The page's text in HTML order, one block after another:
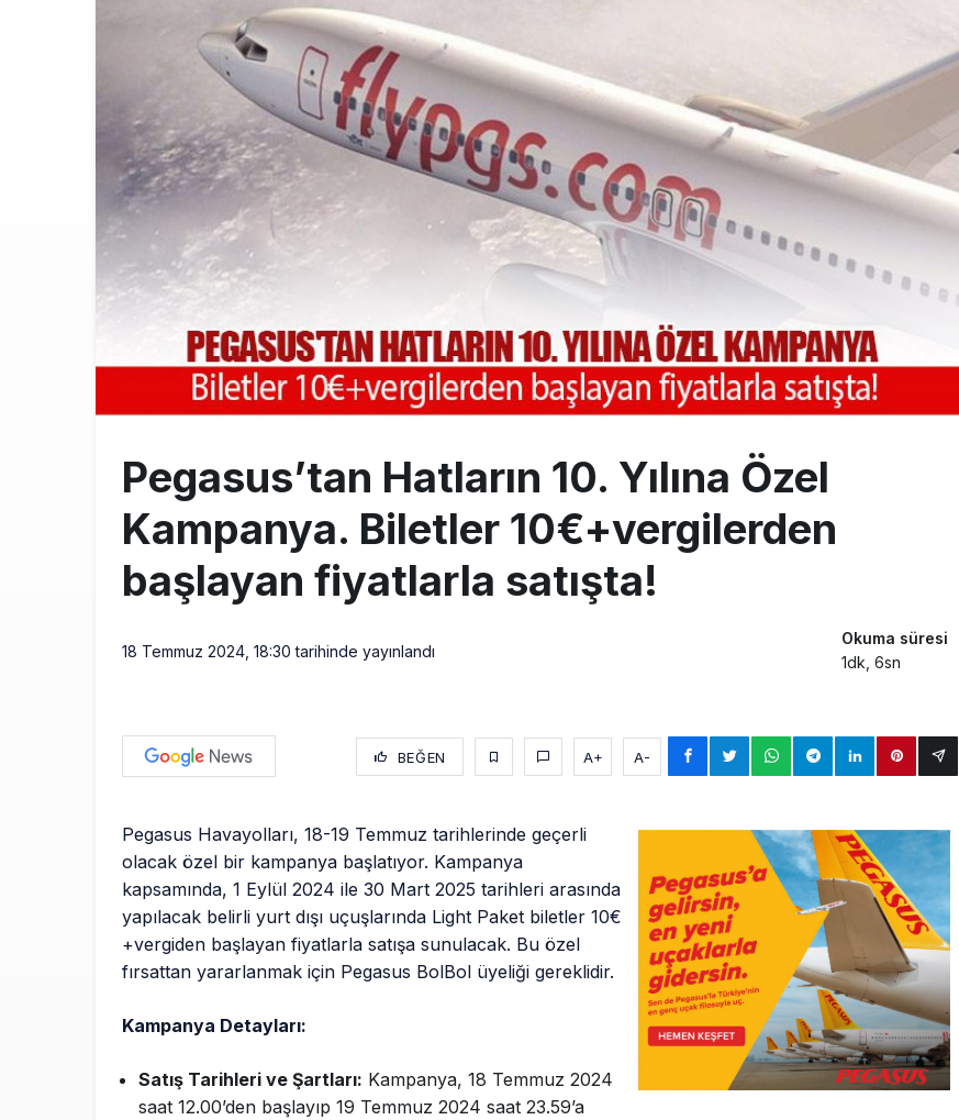
10:30 Trump’ı taşıyan Marine One, yolcu uçağına fazla yaklaştı
10:00 Emirates A380 yolcu rahatsızlanınca İstanbul’a indi
9:14 Emirates’in reddettiği 10 Boeing 777X için United kararı
Pegasus’tan Hatların 10. Yılına Özel
Kampanya. Biletler 10€+vergilerden
başlayan fiyatlarla satışta!
18 Temmuz 2024, 18:30 tarihinde yayınlandı
Okuma süresi
1dk, 6sn
BEĞEN A+ A-
Pegasus Havayolları, 18-19 Temmuz tarihlerinde geçerli
olacak özel bir kampanya başlatıyor. Kampanya
kapsamında, 1 Eylül 2024 ile 30 Mart 2025 tarihleri arasında
yapılacak belirli yurt dışı uçuşlarında Light Paket biletler 10€
+vergiden başlayan fiyatlarla satışa sunulacak. Bu özel
fırsattan yararlanmak için Pegasus BolBol üyeliği gereklidir.
Kampanya Detayları:
Satış Tarihleri ve Şartları: Kampanya, 18 Temmuz 2024
saat 12.00’den başlayıp 19 Temmuz 2024 saat 23.59’a